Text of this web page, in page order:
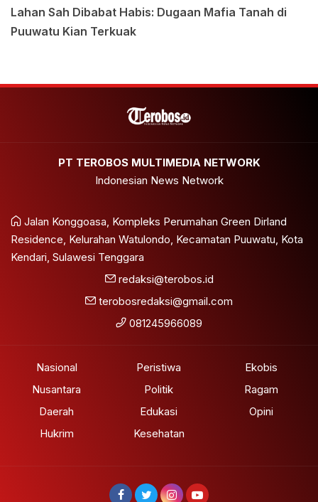
Lahan Sah Dibabat Habis: Dugaan Mafia Tanah di
Puuwatu Kian Terkuak
PT TEROBOS MULTIMEDIA NETWORK
Indonesian News Network
Jalan Konggoasa, Kompleks Perumahan Green Dirland
Residence, Kelurahan Watulondo, Kecamatan Puuwatu, Kota
Kendari, Sulawesi Tenggara
redaksi@terobos.id
terobosredaksi@gmail.com
081245966089
Nasional
Nusantara
Daerah
Hukrim
Peristiwa
Politik
Edukasi
Kesehatan
Ekobis
Ragam
Opini